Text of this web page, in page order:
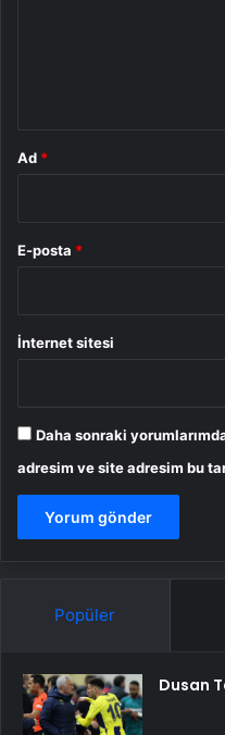
Ad *
E-posta *
İnternet sitesi
Daha sonraki
adresim ve site adresim bu
Popüler
Dusan